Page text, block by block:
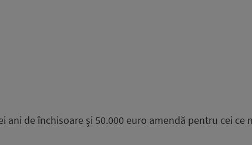
ani de închisoare și 50.000 euro amendă pentru cei ce